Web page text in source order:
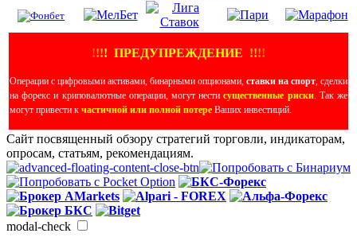
!!!! ПРЕДУПРЕЖДЕНИЕ !!!!
Операции с цифровыми активами, бинарными опционами, ставки на спорт, сделки
на форекс и криповалютные операции, могут нестисущественные риски. Так же
могут привести к частичной или полной потере Ваших инвестиций.
Сайт посвященный обзору стратегий торговли, индикаторам,
опросам, статьям, рекомендациям.
modal-check